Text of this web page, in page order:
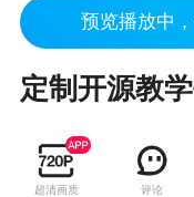
预览播放中
超清画质 评论